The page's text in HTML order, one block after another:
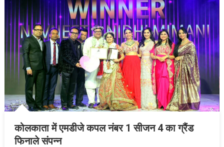
कोलकाता में एमडीजे कपल नंबर 1 सीजन 4 का ग्रैंड
फिनाले संपन्न